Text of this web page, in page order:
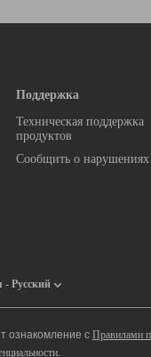
Поддержка
Техническая поддержка
продуктов
Сообщить о нарушениях
- Русский
ознакомление с Правилами
.